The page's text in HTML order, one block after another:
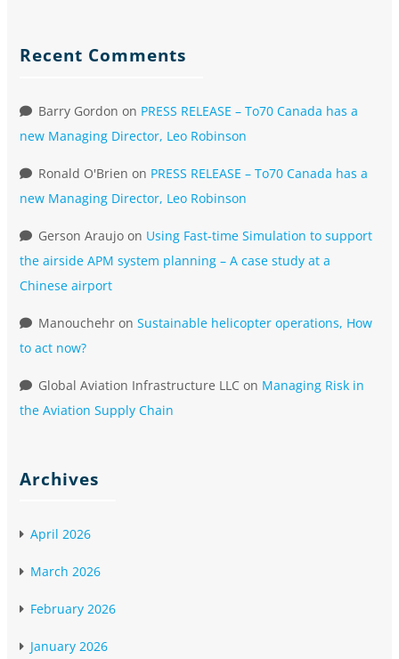
Recent Comments
Barry Gordon on PRESS RELEASE – To70 Canada has a
new Managing Director, Leo Robinson
Ronald O'Brien on PRESS RELEASE – To70 Canada has a
new Managing Director, Leo Robinson
Gerson Araujo on Using Fast-time Simulation to support
the airside APM system planning – A case study at a
Chinese airport
Manouchehr on Sustainable helicopter operations, How
to act now?
Global Aviation Infrastructure LLC on Managing Risk in
the Aviation Supply Chain
Archives
April 2026
March 2026
February 2026
January 2026